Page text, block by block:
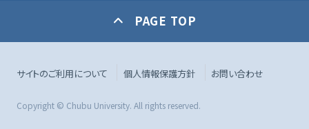
PAGE TOP
Copyright © Chubu University. All rights reserved.
サイトのご利用について 個人情報保護方針 お問い合わせ